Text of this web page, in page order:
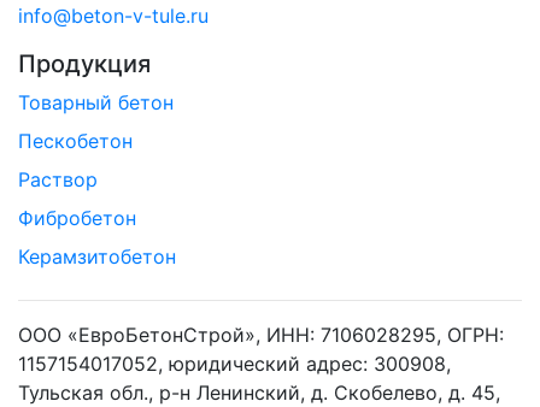
info@beton-v-tule.ru
Продукция
Товарный бетон
Пескобетон
Раствор
Фибробетон
Керамзитобетон
ООО «ЕвроБетонСтрой», ИНН: 7106028295, ОГРН:
1157154017052, юридический адрес: 300908,
Тульская обл., р-н Ленинский, д. Скобелево, д. 45,